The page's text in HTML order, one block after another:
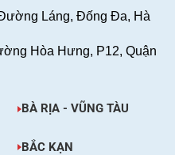
Láng, Đống Đa, Hà
Hòa Hưng, P12, Quận
BÀ RỊA - VŨNG TÀU
BẮC KẠN